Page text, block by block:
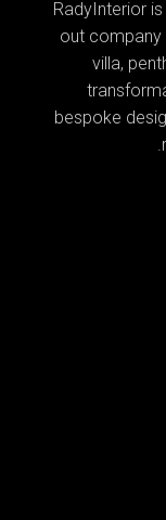
RadyInterior
out company
villa,
bespoke